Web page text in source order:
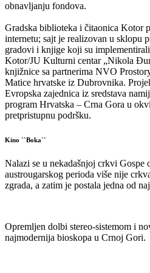
obnavljanju fondova.
Gradska biblioteka i čitaonica Kotor
internetu; sajt je realizovan u sklopu
gradovi i knjige koji su
Kotor/JU Kulturni centar „Nikola
knjižnice sa partnerima NVO
Matice hrvatske iz Dubrovnika.
Evropska zajednica iz sredstava
program Hrvatska – Crna Gora u
pretpristupnu podršku.
Kino ``Boka``
Nalazi se u nekadašnjoj crkvi Gospe
austrougarskog perioda više nije
zgrada, a zatim je postala jedna od
Opremljen dolbi stereo-sistemom i
najmodernija bioskopa u Crnoj Gori.